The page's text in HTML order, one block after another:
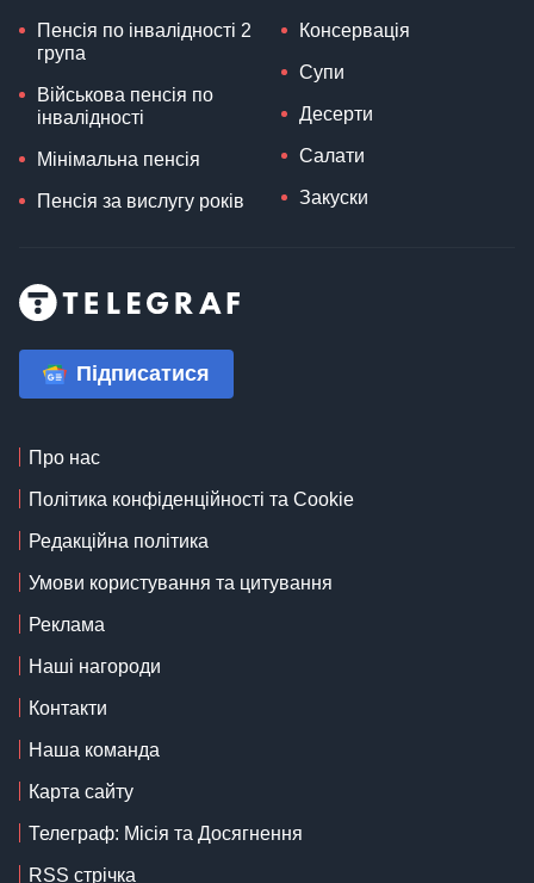
Пенсія по інвалідності 2
група
Військова пенсія по
інвалідності
Мінімальна пенсія
Пенсія за вислугу років
Консервація
Супи
Десерти
Салати
Закуски
Підписатися
Про нас
Політика конфіденційності та Cookie
Редакційна політика
Умови користування та цитування
Реклама
Наші нагороди
Контакти
Наша команда
Карта сайту
Телеграф: Місія та Досягнення
RSS стрічка